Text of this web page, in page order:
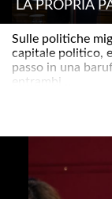
LA PROPRIA
Sulle politiche
capitale politico,
passo in una
entrambi ..